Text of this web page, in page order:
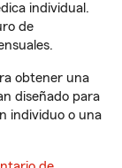
individual.
de
obtener una
diseñado para
individuo o una